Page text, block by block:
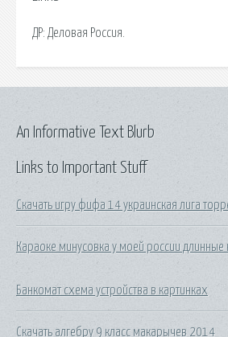
ДР: Деловая Россия.
Links to Important Stuff
Скачать игру фифа 14 украинская лига
Караоке минусовка у моей россии длинные
Банкомат схема устройства в картинках
Скачать алгебру 9 класс макарычев 2014
An Informative Text Blurb